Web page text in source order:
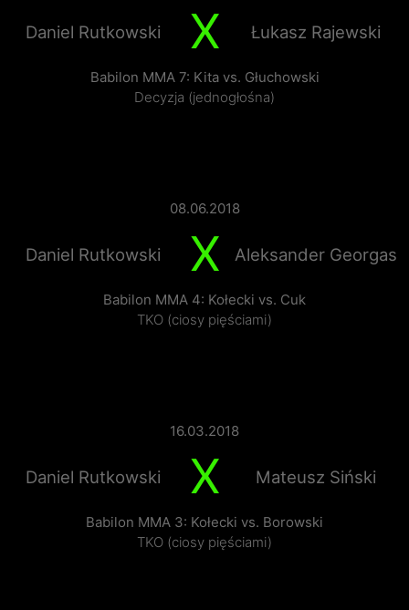
Daniel Rutkowski X Łukasz Rajewski
Babilon MMA 7: Kita vs. Głuchowski
Decyzja (jednogłośna)
08.06.2018
Daniel Rutkowski X Aleksander Georgas
Babilon MMA 4: Kołecki vs. Cuk
TKO (ciosy pięściami)
16.03.2018
Daniel Rutkowski X Mateusz Siński
Babilon MMA 3: Kołecki vs. Borowski
TKO (ciosy pięściami)